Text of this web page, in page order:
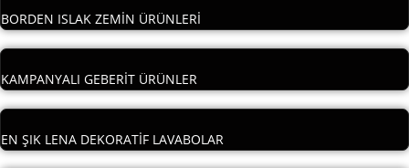
BORDEN ISLAK ZEMİN ÜRÜNLERİ
KAMPANYALI GEBERİT ÜRÜNLER
EN ŞIK LENA DEKORATİF LAVABOLAR